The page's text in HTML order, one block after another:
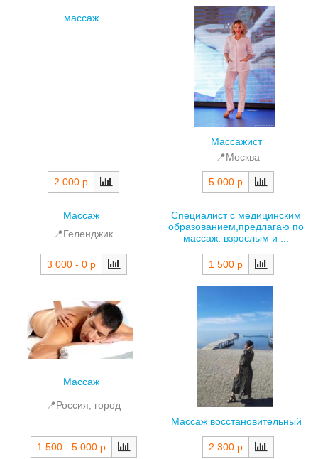
массаж
2 000 р
Массажист
📍Москва
5 000 р
Массаж
📍Геленджик
3 000 - 0 р
Специалист с медицинским
образованием,предлагаю по
массаж: взрослым и ...
1 500 р
Массаж
📍Россия, город
1 500 - 5 000 р
Массаж восстановительный
2 300 р